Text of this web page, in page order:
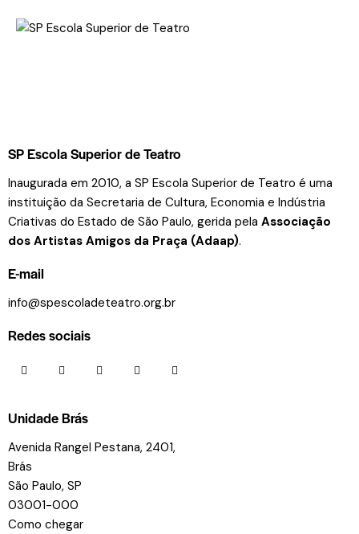
SP Escola Superior de Teatro
Inaugurada em 2010, a SP Escola Superior de Teatro é uma
instituição da Secretaria de Cultura, Economia e Indústria
Criativas do Estado de São Paulo, gerida pela Associação
dos Artistas Amigos da Praça (Adaap).
E-mail
info@spescoladeteatro.org.br
Redes sociais
Unidade Brás
Avenida Rangel Pestana, 2401,
Brás
São Paulo, SP
03001-000
Como chegar